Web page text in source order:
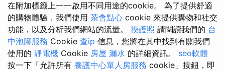
在附加標籤上一一啟用不同用途的cookie。 為了提供舒適
的購物體驗，我們使用 茶會點心 cookie 來提供購物和社交
功能，以及分析我們網站的流量。 換護照 請閱讀我們的 台
中泡腳服務 Cookie 查ip 信息，您將在其中找到有關我們
使用的 靜電機 Cookie 房屋 漏水 的詳細資訊。 seo軟體
按一下「允許所有 養護中心單人房服務 cookie」按鈕，即